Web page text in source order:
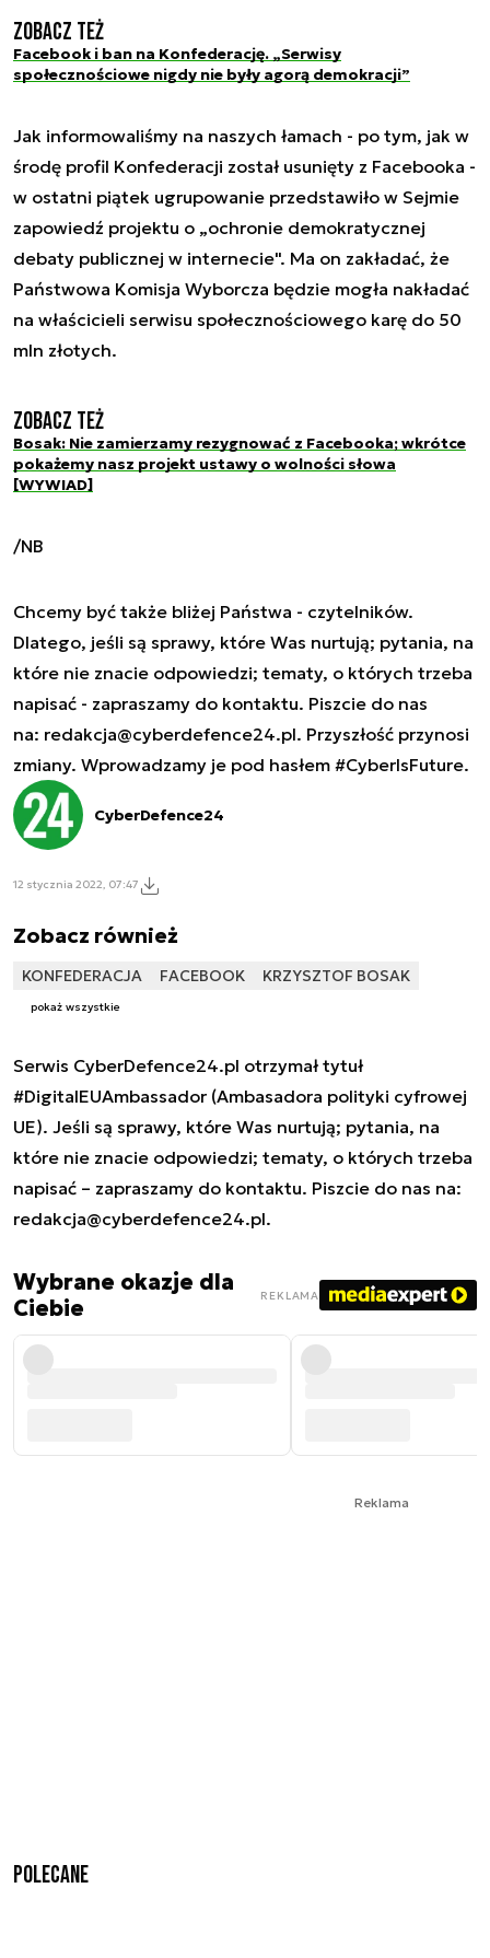
Zobacz też
Facebook i ban na Konfederację. „Serwisy
społecznościowe nigdy nie były agorą demokracji”
Jak informowaliśmy na naszych łamach - po tym, jak w
środę profil Konfederacji został usunięty z Facebooka -
w ostatni piątek ugrupowanie przedstawiło w Sejmie
zapowiedź projektu o „ochronie demokratycznej
debaty publicznej w internecie". Ma on zakładać, że
Państwowa Komisja Wyborcza będzie mogła nakładać
na właścicieli serwisu społecznościowego karę do 50
mln złotych.
Zobacz też
Bosak: Nie zamierzamy rezygnować z Facebooka; wkrótce
pokażemy nasz projekt ustawy o wolności słowa
[WYWIAD]
/NB
Chcemy być także bliżej Państwa - czytelników.
Dlatego, jeśli są sprawy, które Was nurtują; pytania, na
które nie znacie odpowiedzi; tematy, o których trzeba
napisać - zapraszamy do kontaktu. Piszcie do nas
na: redakcja@cyberdefence24.pl. Przyszłość przynosi
zmiany. Wprowadzamy je pod hasłem #CyberIsFuture.
CyberDefence24
12 stycznia 2022, 07:47
Zobacz również
KONFEDERACJA FACEBOOK KRZYSZTOF BOSAK
pokaż wszystkie
Serwis CyberDefence24.pl otrzymał tytuł
#DigitalEUAmbassador (Ambasadora polityki cyfrowej
UE). Jeśli są sprawy, które Was nurtują; pytania, na
które nie znacie odpowiedzi; tematy, o których trzeba
napisać – zapraszamy do kontaktu. Piszcie do nas na:
redakcja@cyberdefence24.pl.
Wybrane okazje dla
Ciebie
REKLAMA
Reklama
Polecane